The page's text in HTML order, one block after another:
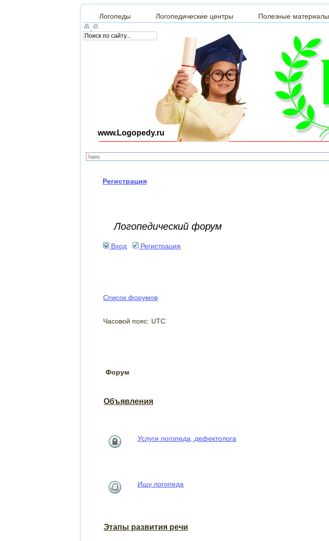
Логопеды Логопедические центры Полезные материалы
www.Logopedy.ru
Регистрация
Логопедический форум
Вход Регистрация
Список форумов
Часовой пояс: UTC
Форум
Объявления
Услуги логопеда, дефектолога
Ищу логопеда
Этапы развития речи